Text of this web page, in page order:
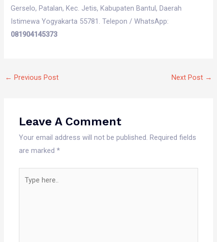
Gerselo, Patalan, Kec. Jetis, Kabupaten Bantul, Daerah
Istimewa Yogyakarta 55781. Telepon / WhatsApp:
081904145373
← Previous Post Next Post →
Leave A Comment
Your email address will not be published. Required fields
are marked*
here..